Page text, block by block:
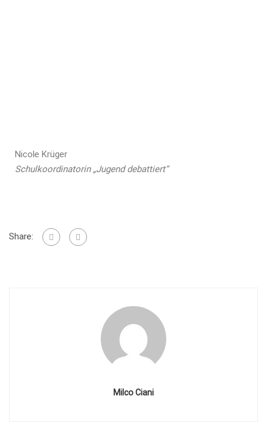
Nicole Krüger
Schulkoordinatorin „Jugend debattiert“
Share:
Milco Ciani